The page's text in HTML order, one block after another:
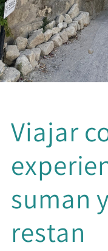
Viajar
suman
restan